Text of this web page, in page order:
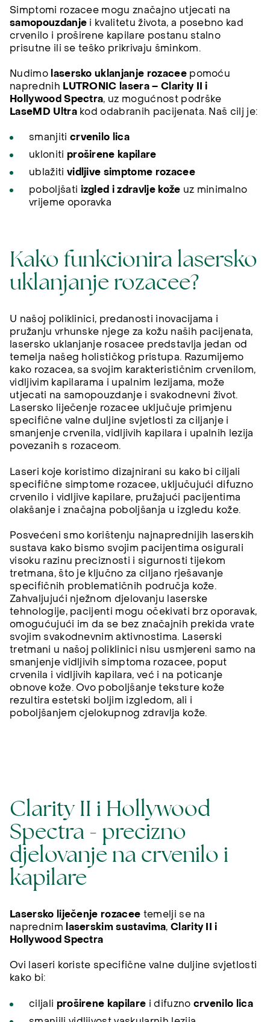
Simptomi rozacee mogu značajno utjecati na
samopouzdanje i kvalitetu života, a posebno kad
crvenilo i proširene kapilare postanu stalno
prisutne ili se teško prikrivaju šminkom.
Nudimolasersko uklanjanje rozaceepomoću
naprednih LUTRONIC lasera – Clarity II i
Hollywood Spectra, uz mogućnost podrške
LaseMD Ultrakod odabranih pacijenata. Naš cilj je:
smanjiti crvenilo lica
ukloniti proširene kapilare
ublažiti vidljive simptome rozacee
poboljšati izgled i zdravlje kože uz minimalno
vrijeme oporavka
Kako funkcionira lasersko
uklanjanje rozacee?
U našoj poliklinici, predanosti inovacijama i
pružanju vrhunske njege za kožu naših pacijenata,
lasersko uklanjanje rosacee predstavlja jedan od
temelja našeg holističkog pristupa. Razumijemo
kako rozacea, sa svojim karakterističnim crvenilom,
vidljivim kapilarama i upalnim lezijama, može
utjecati na samopouzdanje i svakodnevni život.
Lasersko liječenje rozacee uključuje primjenu
specifične valne duljine svjetlosti za ciljanje i
smanjenje crvenila, vidljivih kapilara i upalnih lezija
povezanih s rozaceom.
Laseri koje koristimo dizajnirani su kako bi ciljali
specifične simptome rozacee, uključujući difuzno
crvenilo i vidljive kapilare, pružajući pacijentima
olakšanje i značajna poboljšanja u izgledu kože.
Posvećeni smo korištenju najnaprednijih laserskih
sustava kako bismo svojim pacijentima osigurali
visoku razinu preciznosti i sigurnosti tijekom
tretmana, što je ključno za ciljano rješavanje
specifičnih problematičnih područja kože.
Zahvaljujući nježnom djelovanju laserske
tehnologije, pacijenti mogu očekivati brz oporavak,
omogućujući im da se bez značajnih prekida vrate
svojim svakodnevnim aktivnostima. Laserski
tretmani u našoj poliklinici nisu usmjereni samo na
smanjenje vidljivih simptoma rozacee, poput
crvenila i vidljivih kapilara, već i na poticanje
obnove kože. Ovo poboljšanje teksture kože
rezultira estetski boljim izgledom, ali i
poboljšanjem cjelokupnog zdravlja kože.
Clarity II i Hollywood
Spectra - precizno
djelovanje na crvenilo i
kapilare
Lasersko liječenje rozacee temelji se na
naprednimlaserskim sustavima, Clarity II i
Hollywood Spectra
Ovi laseri koriste specifične valne duljine svjetlosti
kako bi:
ciljali proširene kapilare i difuzno crvenilo lica